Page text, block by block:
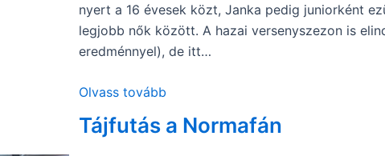
nyert a 16 évesek közt, Janka pedig juniorként
legjobb nők között. A hazai versenyszezon is
eredménnyel), de itt…
Olvass tovább
Tájfutás a Normafán